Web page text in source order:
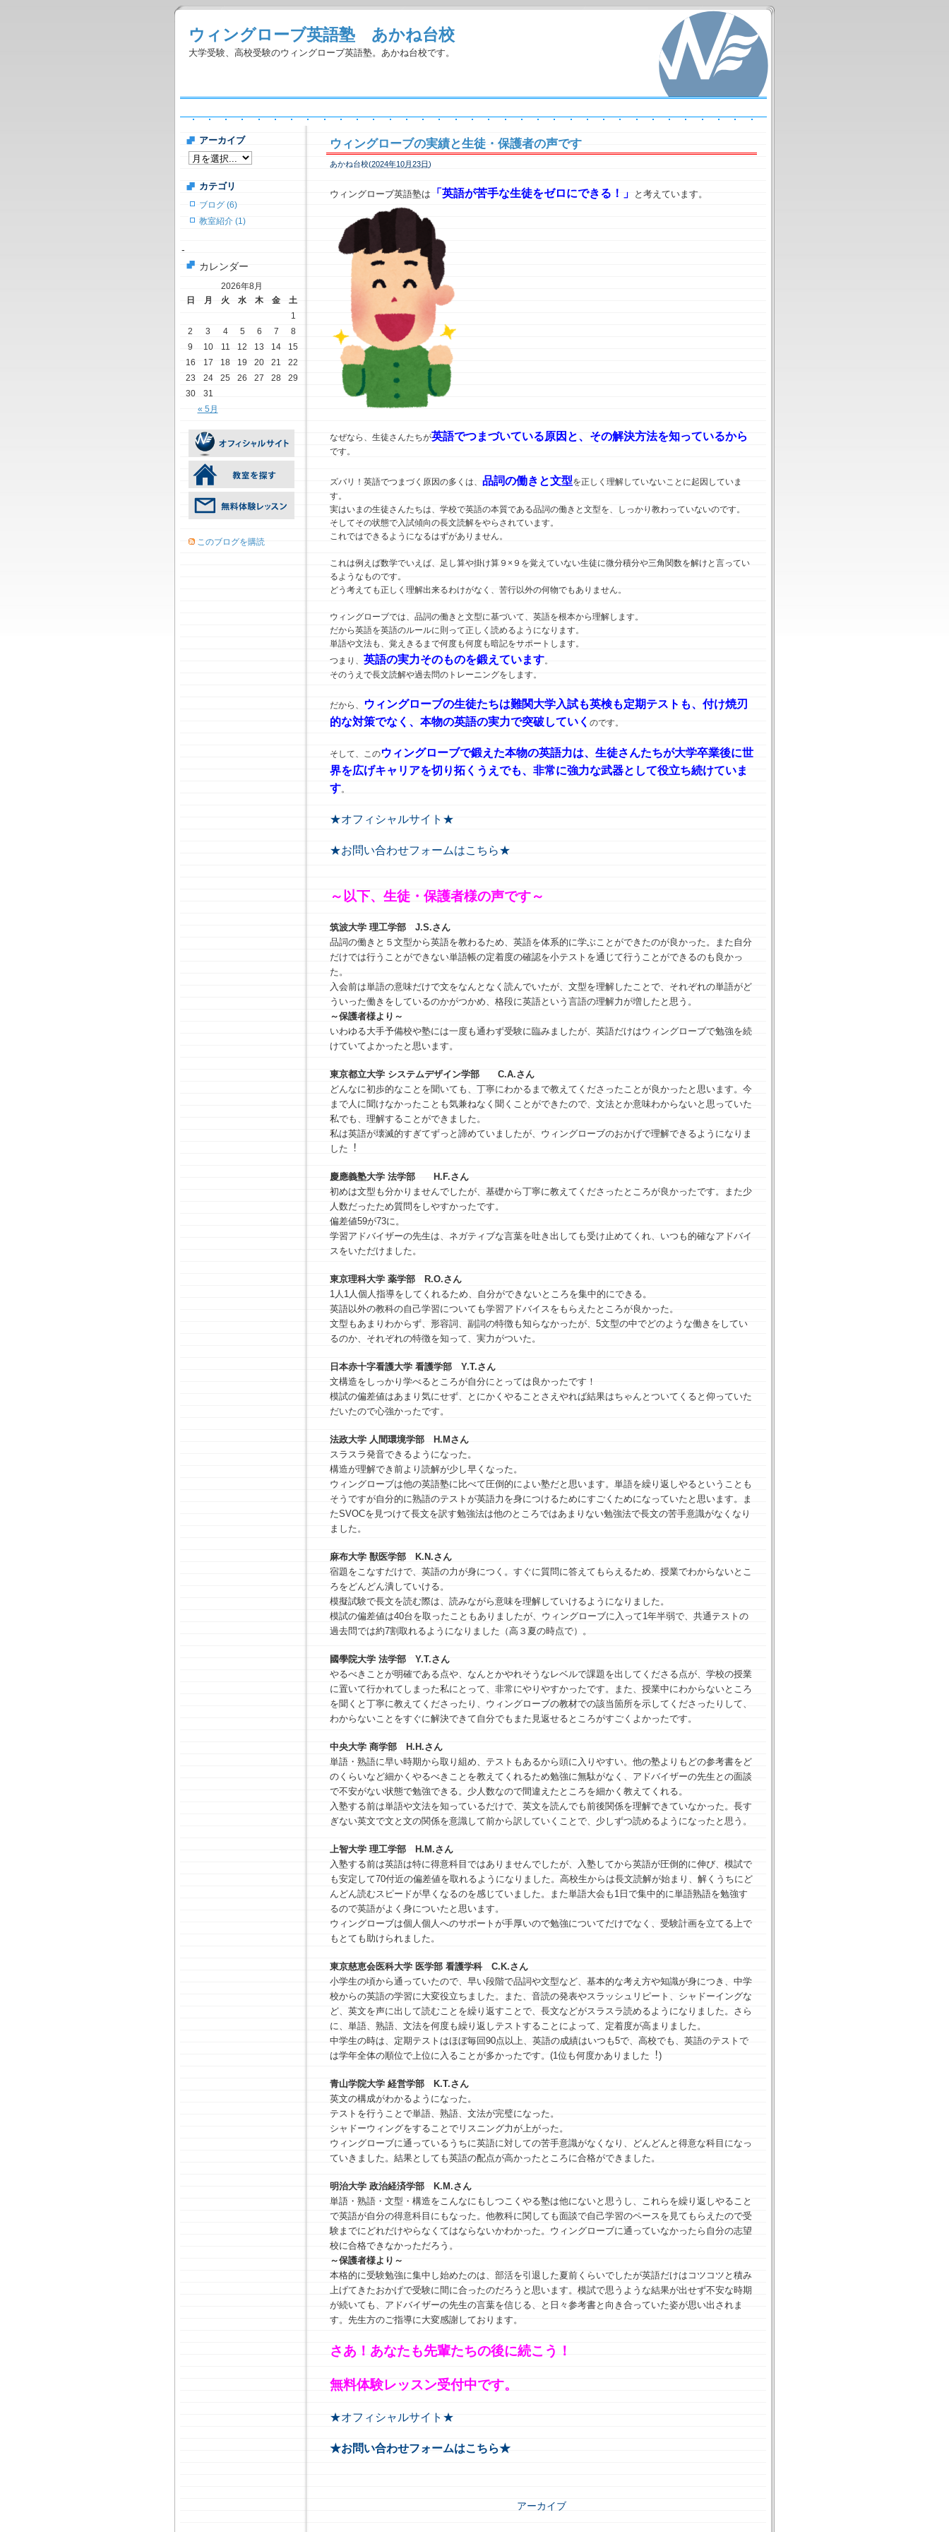
ウィングローブ英語塾 あかね台校
大学受験、高校受験のウィングローブ英語塾。あかね台校です。
ウィングローブの実績と生徒・保護者の声です
あかね台校(2024年10月23日)
ウィングローブ英語塾は 「 英語が苦手な生徒をゼロにできる！」 と考えています。
なぜなら、生徒さんたちが英語でつまづいている原因と、その解決方法を知っているから
です。
ズバリ！英語でつまづく原因の多くは、 品詞の働きと文型を正しく理解していないことに起因していま
す。
実はいまの生徒さんたちは、学校で英語の本質である品詞の働きと文型を、しっかり教わっていないのです。
そしてその状態で入試傾向の長文読解をやらされています。
これではできるようになるはずがありません。
これは例えば数学でいえば、足し算や掛け算９×９を覚えていない生徒に微分積分や三角関数を解けと言ってい
るようなものです。
どう考えても正しく理解出来るわけがなく、苦行以外の何物でもありません。
ウィングローブでは、品詞の働きと文型に基づいて、英語を根本から理解します。
だから英語を英語のルールに則って正しく読めるようになります。
単語や文法も、覚えきるまで何度も何度も暗記をサポートします。
つまり、 英語の実力そのものを鍛えています。
そのうえで長文読解や過去問のトレーニングをします。
だから、
ウィングローブの生徒たちは難関大学入試も英検も定期テストも、付け焼刃
的な対策でなく、本物の英語の実力で突破していく のです。
そして、このウィングローブで鍛えた本物の英語力は、生徒さんたちが大学卒業後に世
界を広げキャリアを切り拓くうえでも、非常に強力な武器として役立ち続けていま
す。
★オフィシャルサイト★
★お問い合わせフォームはこちら★
～以下、生徒・保護者様の声です～
筑波大学 理工学部 J.S.さん
品詞の働きと５文型から英語を教わるため、英語を体系的に学ぶことができたのが良かった。また自分
だけでは行うことができない単語帳の定着度の確認を小テストを通じて行うことができるのも良かっ
た。
入会前は単語の意味だけで文をなんとなく読んでいたが、文型を理解したことで、それぞれの単語がど
ういった働きをしているのかがつかめ、格段に英語という言語の理解力が増したと思う。
～保護者様より～
いわゆる大手予備校や塾には一度も通わず受験に臨みましたが、英語だけはウィングローブで勉強を続
けていてよかったと思います。
東京都立大学 システムデザイン学部 C.A.さん
どんなに初歩的なことを聞いても、丁寧にわかるまで教えてくださったことが良かったと思います。今
まで⼈に聞けなかったことも気兼ねなく聞くことができたので、⽂法とか意味わからないと思っていた
私でも、理解することができました。
私は英語が壊滅的すぎてずっと諦めていましたが、ウィングローブのおかげで理解できるようになりま
した︕
慶應義塾大学 法学部
H.F.さん
初めは⽂型も分かりませんでしたが、基礎から丁寧に教えてくださったところが良かったです。また少
⼈数だったため質問をしやすかったです。
偏差値59が73に。
学習アドバイザーの先生は、ネガティブな⾔葉を吐き出しても受け⽌めてくれ、いつも的確なアドバイ
スをいただけました。
東京理科大学 薬学部
R.O.さん
1人1人個人指導をしてくれるため、自分ができないところを集中的にできる。
英語以外の教科の自己学習についても学習アドバイスをもらえたところが良かった。
文型もあまりわからず、形容詞、副詞の特徴も知らなかったが、5文型の中でどのような働きをしてい
るのか、それぞれの特徴を知って、実力がついた。
日本赤十字看護大学 看護学部 Y.T.さん
文構造をしっかり学べるところが自分にとっては良かったです！
模試の偏差値はあまり気にせず、とにかくやることさえやれば結果はちゃんとついてくると仰っていた
だいたので心強かったです。
法政大学 人間環境学部
H.Mさん
スラスラ発音できるようになった。
構造が理解でき前より読解が少し早くなった。
ウィングローブは他の英語塾に比べて圧倒的によい塾だと思います。単語を繰り返しやるということも
そうですが自分的に熟語のテストが英語力を身につけるためにすごくためになっていたと思います。ま
たSVOCを見つけて長文を訳す勉強法は他のところではあまりない勉強法で長文の苦手意識がなくなり
ました。
麻布大学 獣医学部
K.N.さん
宿題をこなすだけで、英語の力が身につく。すぐに質問に答えてもらえるため、授業でわからないとこ
ろをどんどん潰していける。
模擬試験で長文を読む際は、読みながら意味を理解していけるようになりました。
模試の偏差値は40台を取ったこともありましたが、ウィングローブに入って1年半弱で、共通テストの
過去問では約7割取れるようになりました（高３夏の時点で）。
國學院大学 法学部 Y.T.さん
やるべきことが明確である点や、なんとかやれそうなレベルで課題を出してくださる点が、学校の授業
に置いて行かれてしまった私にとって、非常にやりやすかったです。また、授業中にわからないところ
を聞くと丁寧に教えてくださったり、ウィングローブの教材での該当箇所を示してくださったりして、
わからないことをすぐに解決できて自分でもまた見返せるところがすごくよかったです。
中央大学 商学部
H.H.さん
単語・熟語に早い時期から取り組め、テストもあるから頭に入りやすい。他の塾よりもどの参考書をど
のくらいなど細かくやるべきことを教えてくれるため勉強に無駄がなく、アドバイザーの先生との面談
で不安がない状態で勉強できる。少人数なので間違えたところを細かく教えてくれる。
入塾する前は単語や文法を知っているだけで、英文を読んでも前後関係を理解できていなかった。長す
ぎない英文で文と文の関係を意識して前から訳していくことで、少しずつ読めるようになったと思う。
上智大学 理工学部
H.M.さん
入塾する前は英語は特に得意科目ではありませんでしたが、入塾してから英語が圧倒的に伸び、模試で
も安定して70付近の偏差値を取れるようになりました。高校生からは長文読解が始まり、解くうちにど
んどん読むスピードが早くなるのを感じていました。また単語大会も1日で集中的に単語熟語を勉強す
るので英語がよく身についたと思います。
ウィングローブは個人個人へのサポートが手厚いので勉強についてだけでなく、受験計画を立てる上で
もとても助けられました。
東京慈恵会医科大学 医学部 看護学科 C.K.さん
⼩学⽣の頃から通っていたので、早い段階で品詞や⽂型など、基本的な考え⽅や知識が⾝につき、中学
校からの英語の学習に⼤変役⽴ちました。また、⾳読の発表やスラッシュリピート、シャドーイングな
ど、英⽂を声に出して読むことを繰り返すことで、⻑⽂などがスラスラ読めるようになりました。さら
に、単語、熟語、⽂法を何度も繰り返しテストすることによって、定着度が⾼まりました。
中学⽣の時は、定期テストはほぼ毎回90点以上、英語の成績はいつも5で、⾼校でも、英語のテストで
は学年全体の順位で上位に⼊ることが多かったです。(1位も何度かありました︕)
青山学院大学 経営学部
K.T.さん
英文の構成がわかるようになった。
テストを行うことで単語、熟語、文法が完璧になった。
シャドーウィングをすることでリスニング力が上がった。
ウィングローブに通っているうちに英語に対しての苦手意識がなくなり、どんどんと得意な科目になっ
ていきました。結果としても英語の配点が高かったところに合格ができました。
明治大学 政治経済学部
K.M.さん
単語・熟語・文型・構造をこんなにもしつこくやる塾は他にないと思うし、これらを繰り返しやること
で英語が自分の得意科目にもなった。他教科に関しても面談で自己学習のペースを見てもらえたので受
験までにどれだけやらなくてはならないかわかった。ウィングローブに通っていなかったら自分の志望
校に合格できなかっただろう。
～保護者様より～
本格的に受験勉強に集中し始めたのは、部活を引退した夏前くらいでしたが英語だけはコツコツと積み
上げてきたおかげで受験に間に合ったのだろうと思います。模試で思うような結果が出せず不安な時期
が続いても、アドバイザーの先生の言葉を信じる、と日々参考書と向き合っていた姿が思い出されま
す。先生方のご指導に大変感謝しております。
さあ！あなたも先輩たちの後に続こう！
無料体験レッスン受付中です。
★オフィシャルサイト★
★お問い合わせフォームはこちら★
アーカイブ
アーカイブ
カテゴリ
ブログ (6)
教室紹介 (1)
-
カレンダー
2026年8月
日
月 火 水 木 金 土
« 5月
1
2
3 4 5 6 7
8
9
10 11 12 13 14
15
16
17 18 19 20 21
22
23
24 25 26 27 28
29
30
31
このブログを購読